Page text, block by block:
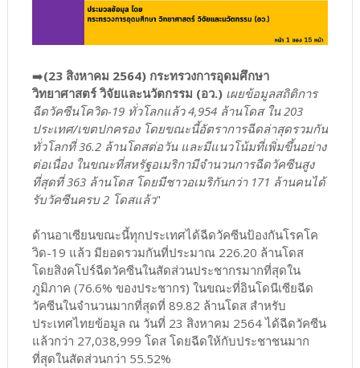
➡️(23 สิงหาคม 2564) กระทรวงการอุดมศึกษา
วิทยาศาสตร์ วิจัยและนวัตกรรม (อว.)เผยข้อมูลสถิติการ
ฉีดวัคซีนโควิด-19 ทั่วโลกแล้ว 4,954 ล้านโดส ใน 203
ประเทศ/เขตปกครอง โดยขณะนี้อัตราการฉีดล่าสุดรวมกัน
ทั่วโลกที่ 36.2 ล้านโดสต่อวัน และมีแนวโน้มที่เพิ่มขึ้นอย่าง
ต่อเนื่อง ในขณะที่สหรัฐอเมริกามีจำนวนการฉีดวัคซีนสูง
ที่สุดที่ 363 ล้านโดส โดยมีชาวอเมริกันกว่า 171 ล้านคนได้
รับวัคซีนครบ 2 โดสแล้ว"
ด้านอาเซียนขณะนี้ทุกประเทศได้ฉีดวัคซีนป้องกันโรคโค
วิด-19 แล้ว มียอดรวมกันที่ประมาณ 226.20 ล้านโดส
โดยสิงคโปร์ฉีดวัคซีนในสัดส่วนประชากรมากที่สุดใน
ภูมิภาค (76.6% ของประชากร) ในขณะที่อินโดนีเซียฉีด
วัคซีนในจำนวนมากที่สุดที่ 89.82 ล้านโดส สำหรับ
ประเทศไทยข้อมูล ณ วันที่ 23 สิงหาคม 2564 ได้ฉีดวัคซีน
แล้วกว่า 27,038,999 โดส โดยฉีดให้กับประชาชนมาก
ที่สุดในสัดส่วนกว่า 55.52%